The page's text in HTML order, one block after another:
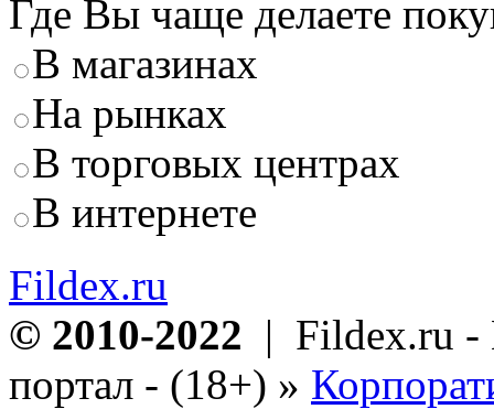
Где Вы чаще делаете
В магазинах
На рынках
В торговых центрах
В интернете
Fildex.ru
© 2010-2022 | Fildex.ru -
портал - (18+) »